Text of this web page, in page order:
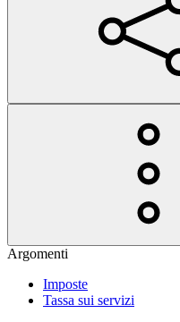
Argomenti
Imposte
Tassa sui servizi